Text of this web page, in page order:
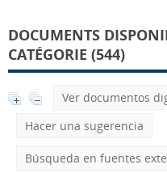
DOCUMENTS
CATÉGORIE (544)
Ver documentos
Hacer una sugerencia
Búsqueda en fuentes